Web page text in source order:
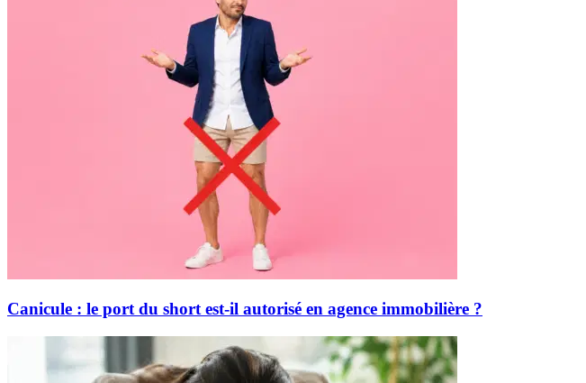
Canicule : le port du short est-il autorisé en agence immobilière ?